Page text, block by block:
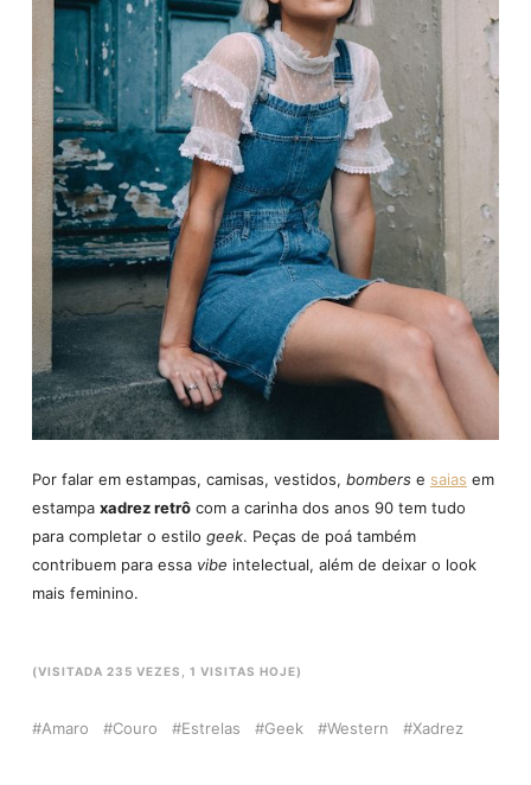
Por falar em estampas, camisas, vestidos, bomberse saias em
estampa xadrez retrôcom a carinha dos anos 90 tem tudo
para completar o estilo geek. Peças de poá também
contribuem para essa vibe intelectual, além de deixar o look
mais feminino.
(VISITADA 235 VEZES, 1 VISITAS HOJE)
Amaro Couro Estrelas Geek Western Xadrez